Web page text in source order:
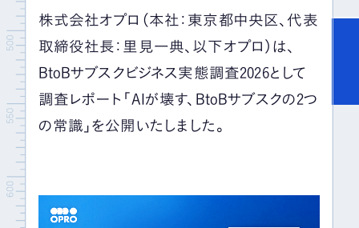
株式会社オプロ（本社：東京都中央区、代表
取締役社長：里見一典、以下オプロ）は、
BtoBサブスクビジネス実態調査2026として
調査レポート「AIが壊す、BtoBサブスクの2つ
の常識」を公開いたしました。